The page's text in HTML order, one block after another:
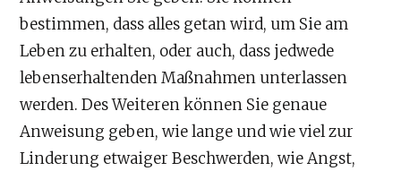
bestimmen, dass alles getan wird, um Sie am
Leben zu erhalten, oder auch, dass jedwede
lebenserhaltenden Maßnahmen unterlassen
werden. Des Weiteren können Sie genaue
Anweisung geben, wie lange und wie viel zur
Linderung etwaiger Beschwerden, wie Angst,